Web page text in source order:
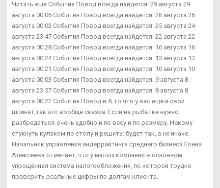
Читать еще События Повод всегда найдется: 29 августа 29
августа 00:06 События Повод всегда найдется: 26 августа 26
августа 00:02 События Повод всегда найдется: 25 августа 24
августа 23:47 События Повод всегда найдется: 22 августа 22
августа 00:28 События Повод всегда найдется: 16 августа 16
августа 00:24 События Повод всегда найдется: 13 августа 13
августа 00:21 События Повод всегда найдется: 10 августа 10
августа 00:03 События Повод всегда найдется: 9 августа 8
августа 23:57 События Повод всегда найдется: 8 августа 8
августа 00:22 События Повод в А то что у вас ещё и свой
шпинат,так это вообще сказка. Если на рыбалке нужно
разбредаться-очень удобно и по весу и по размеру. Некому
стукнуть кулаком по столу и решить: будет так, а не иначе.
Начальник управления андеррайтинга среднего бизнеса Елена
Алексеева отмечает, что у малых компаний в основном
упрощенная система налогообложения, по которой трудно
проверить реальные цифры по долгам клиента.